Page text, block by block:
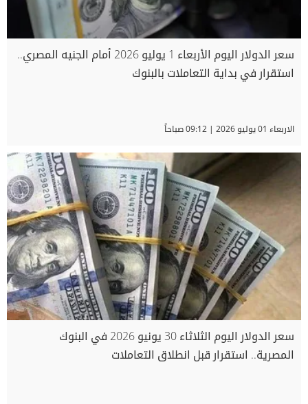
سعر الدولار اليوم الأربعاء 1 يوليو 2026 أمام الجنيه المصري..
استقرار في بداية التعاملات بالبنوك
الاربعاء 01 يوليو 2026 | 09:12 صباحاً
سعر الدولار اليوم الثلاثاء 30 يونيو 2026 في البنوك
المصرية.. استقرار قبل انطلاق التعاملات